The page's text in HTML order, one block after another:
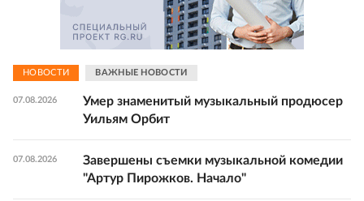
НОВОСТИ ВАЖНЫЕ НОВОСТИ
07.08.2026
Умер знаменитый музыкальный продюсер
Уильям Орбит
07.08.2026
Завершены съемки музыкальной комедии
"Артур Пирожков. Начало"